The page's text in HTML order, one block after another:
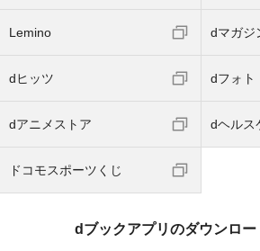
Lemino dマガジ
dヒッツ dフォト
dアニメストア dヘルス
ドコモスポーツくじ
dブックアプリのダウンロー